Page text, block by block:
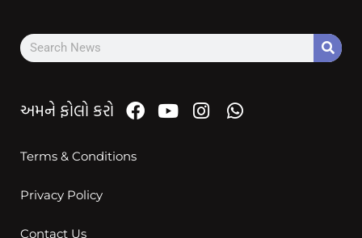
અમને ફોલો કરો
Terms & Conditions
Privacy Policy
Contact Us